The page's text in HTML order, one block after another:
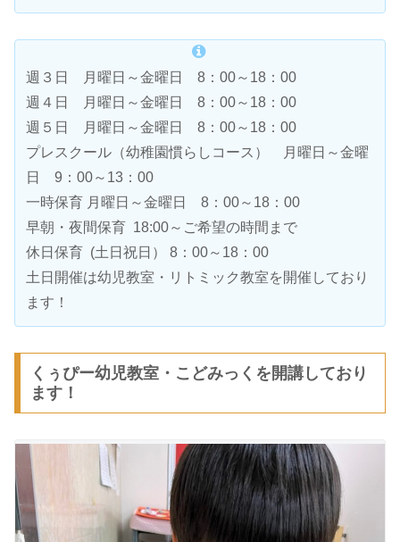
週３日 月曜日～金曜日 8：00～18：00
週４日 月曜日～金曜日 8：00～18：00
週５日 月曜日～金曜日 8：00～18：00
プレスクール（幼稚園慣らしコース） 月曜日～金曜
日 9：00～13：00
一時保育 月曜日～金曜日 8：00～18：00
早朝・夜間保育 18:00～ご希望の時間まで
休日保育 (土日祝日） 8：00～18：00
土日開催は幼児教室・リトミック教室を開催しており
ます！
くぅぴー幼児教室・こどみっくを開講しており
ます！